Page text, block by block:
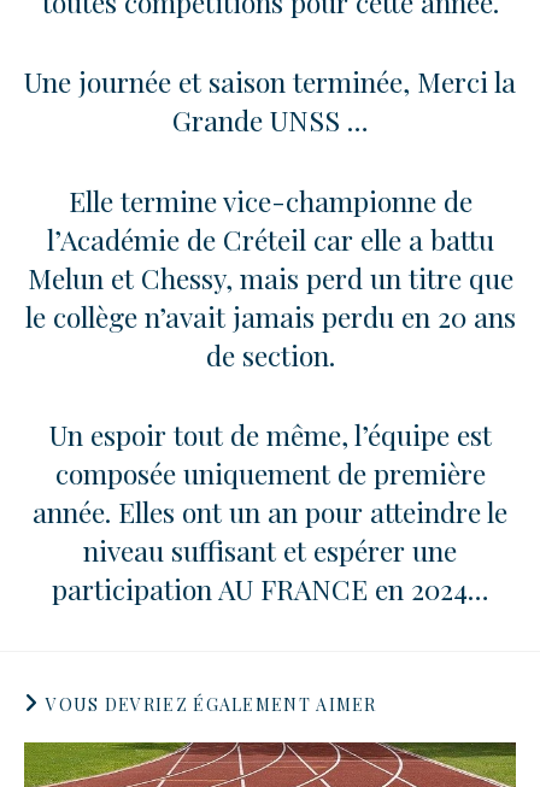
Une journée et saison terminée, Merci la
Grande UNSS …
Elle termine vice-championne de
l’Académie de Créteil car elle a battu
Melun et Chessy, mais perd un titre que
le collège n’avait jamais perdu en 20 ans
de section.
Un espoir tout de même, l’équipe est
composée uniquement de première
année. Elles ont un an pour atteindre le
niveau suffisant et espérer une
participation AU FRANCE en 2024…
VOUS DEVRIEZ ÉGALEMENT AIMER